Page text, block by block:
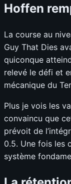
Hoffen
La course au
Guy That Dies
quiconque
relevé le défi et
mécanique du
Plus je vois les
convaincu que
prévoit de
0.5. Une fois les
système